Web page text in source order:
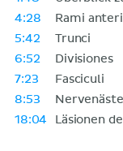
4:28
Rami
5:42
Trunci
6:52
Divisiones
7:23
Fasciculi
8:53
18:04
Läsionen